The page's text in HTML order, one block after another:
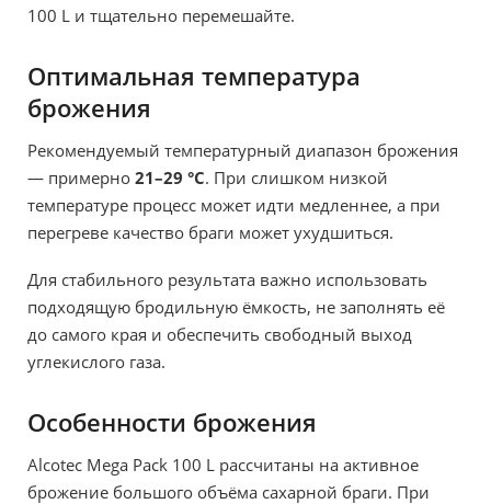
100 L и тщательно перемешайте.
Оптимальная температура
брожения
Рекомендуемый температурный диапазон брожения
— примерно 21–29 °C. При слишком низкой
температуре процесс может идти медленнее, а при
перегреве качество браги может ухудшиться.
Для стабильного результата важно использовать
подходящую бродильную ёмкость, не заполнять её
до самого края и обеспечить свободный выход
углекислого газа.
Особенности брожения
Alcotec Mega Pack 100 L рассчитаны на активное
брожение большого объёма сахарной браги. При